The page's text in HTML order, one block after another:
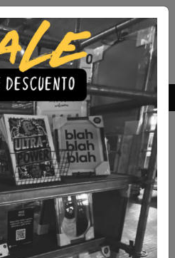
comprando 3 o más productos